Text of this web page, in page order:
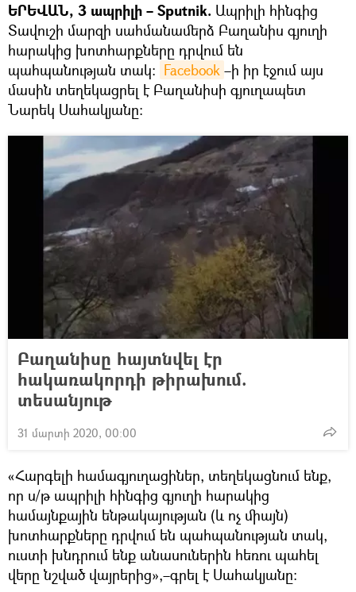
ԵՐԵՎԱՆ, 3 ապրիլի – Sputnik. Ապրիլի հինգից
Տավուշի մարզի սահմանամերձ Բաղանիս գյուղի
հարակից խոտհարքները դրվում են
պահպանության տակ։ Facebook –ի իր էջում այս
մասին տեղեկացրել է Բաղանիսի գյուղապետ
Նարեկ Սահակյանը։
Բաղանիսը հայտնվել էր
հակառակորդի թիրախում.
տեսանյութ
31 մարտի 2020, 00:00
«Հարգելի համագյուղացիներ, տեղեկացնում ենք,
որ ս/թ ապրիլի հինգից գյուղի հարակից
համայնքային ենթակայության (և ոչ միայն)
խոտհարքները դրվում են պահպանության տակ,
ուստի խնդրում ենք անասուներին հեռու պահել
վերը նշված վայրերից»,–գրել է Սահակյանը։